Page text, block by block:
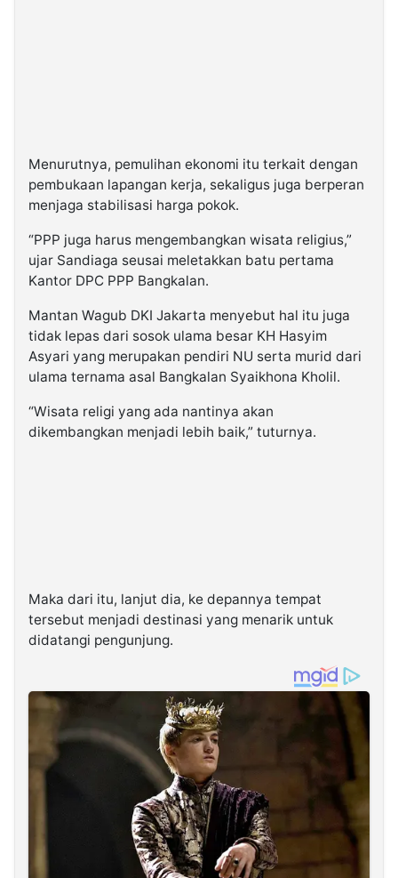
Menurutnya, pemulihan ekonomi itu terkait dengan
pembukaan lapangan kerja, sekaligus juga berperan
menjaga stabilisasi harga pokok.
“PPP juga harus mengembangkan wisata religius,”
ujar Sandiaga seusai meletakkan batu pertama
Kantor DPC PPP Bangkalan.
Mantan Wagub DKI Jakarta menyebut hal itu juga
tidak lepas dari sosok ulama besar KH Hasyim
Asyari yang merupakan pendiri NU serta murid dari
ulama ternama asal Bangkalan Syaikhona Kholil.
“Wisata religi yang ada nantinya akan
dikembangkan menjadi lebih baik,” tuturnya.
Maka dari itu, lanjut dia, ke depannya tempat
tersebut menjadi destinasi yang menarik untuk
didatangi pengunjung.